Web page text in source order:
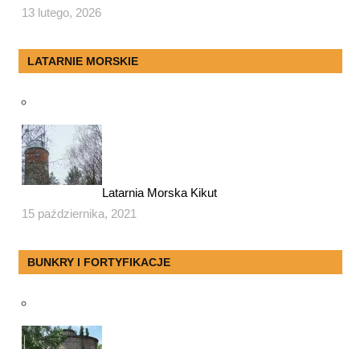
13 lutego, 2026
LATARNIE MORSKIE
Latarnia Morska Kikut
15 października, 2021
BUNKRY I FORTYFIKACJE